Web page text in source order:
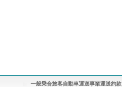
一般乗合旅客自動車運送事業運送約款